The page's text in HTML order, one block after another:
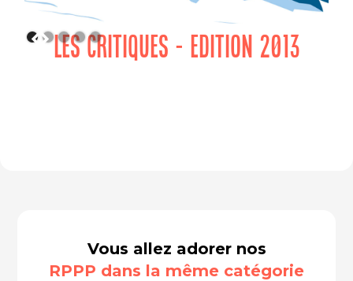
LES CRITIQUES - EDITION 2013
Vous allez adorer nos
RPPP dans la même catégorie